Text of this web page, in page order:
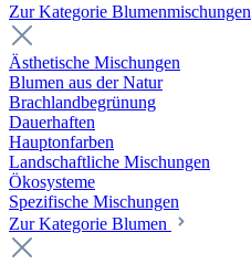
Zur Kategorie Blumenmischungen
Ästhetische Mischungen
Blumen aus der Natur
Brachlandbegrünung
Dauerhaften
Hauptonfarben
Landschaftliche Mischungen
Ökosysteme
Spezifische Mischungen
Zur Kategorie Blumen